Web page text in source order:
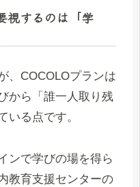
視するのは「学
、COCOLOプランは
から「誰一人取り残
いる点です。
ンで学びの場を得ら
教育支援センターの